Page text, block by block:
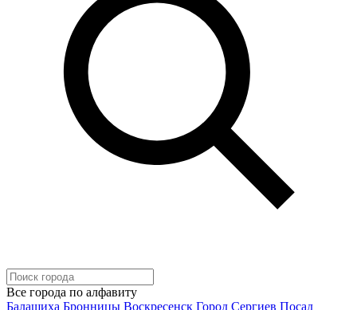
Все города по алфавиту
Балашиха Бронницы Воскресенск Город Сергиев Посад